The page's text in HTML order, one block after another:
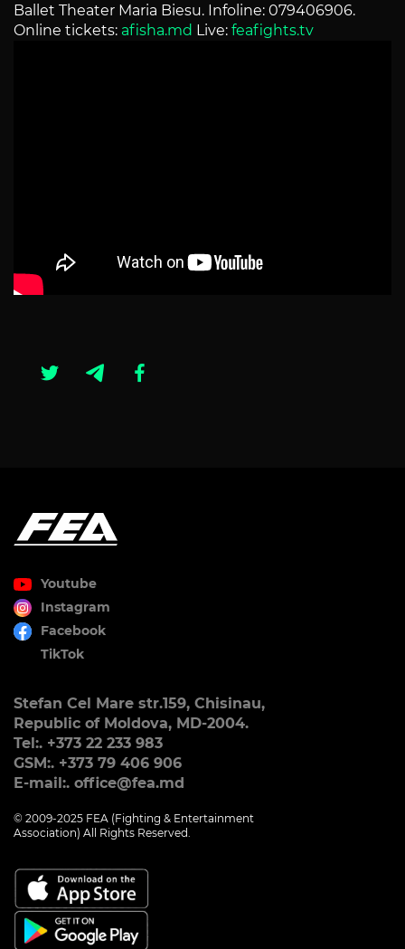
Ballet Theater Maria Biesu. Infoline: 079406906.
Online tickets: afisha.md Live: feafights.tv
Youtube
Instagram
Facebook
TikTok
Stefan Cel Mare str.159, Chisinau,
Republic of Moldova, MD-2004.
Tel:. +373 22 233 983
GSM:. +373 79 406 906
E-mail:. office@fea.md
© 2009-2025 FEA (Fighting & Entertainment
Association) All Rights Reserved.